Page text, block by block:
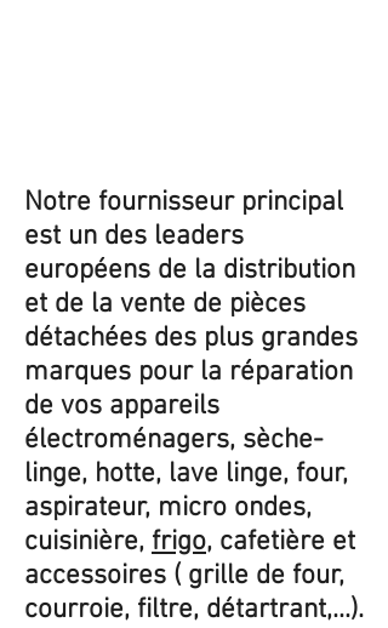
Notre fournisseur principal
est un des leaders
européens de la distribution
et de la vente de pièces
détachées des plus grandes
marques pour la réparation
de vos appareils
électroménagers, sèche-
linge, hotte, lave linge, four,
aspirateur, micro ondes,
cuisinière, frigo, cafetière et
accessoires ( grille de four,
courroie, filtre, détartrant,...).